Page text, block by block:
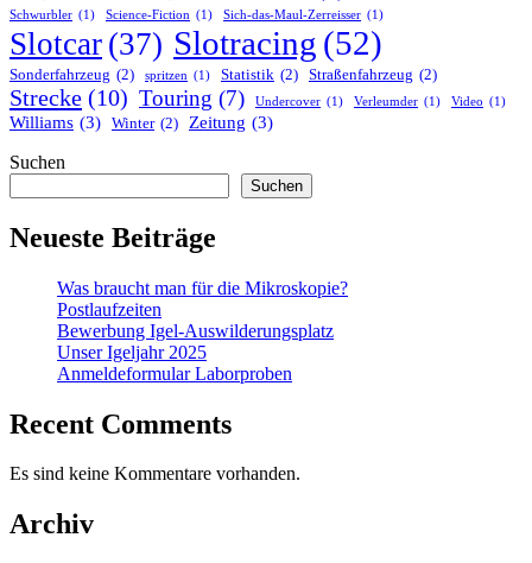
Schwurbler (1) Science-Fiction (1) Sich-das-Maul-Zerreisser (1)
Slotcar (37) Slotracing (52)
Sonderfahrzeug (2) spritzen (1) Statistik (2) Straßenfahrzeug (2)
Strecke (10) Touring (7) Undercover (1) Verleumder (1) Video (1)
Williams (3) Winter (2) Zeitung (3)
Suchen
Suchen
Neueste Beiträge
Was braucht man für die Mikroskopie?
Postlaufzeiten
Bewerbung Igel-Auswilderungsplatz
Unser Igeljahr 2025
Anmeldeformular Laborproben
Recent Comments
Es sind keine Kommentare vorhanden.
Archiv